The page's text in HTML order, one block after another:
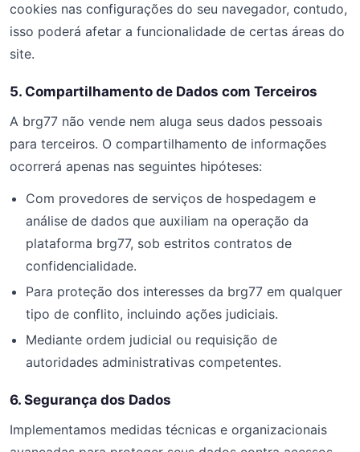
cookies nas configurações do seu navegador, contudo,
isso poderá afetar a funcionalidade de certas áreas do
site.
5. Compartilhamento de Dados com Terceiros
A brg77 não vende nem aluga seus dados pessoais
para terceiros. O compartilhamento de informações
ocorrerá apenas nas seguintes hipóteses:
Com provedores de serviços de hospedagem e
análise de dados que auxiliam na operação da
plataforma brg77, sob estritos contratos de
confidencialidade.
Para proteção dos interesses da brg77 em qualquer
tipo de conflito, incluindo ações judiciais.
Mediante ordem judicial ou requisição de
autoridades administrativas competentes.
6. Segurança dos Dados
Implementamos medidas técnicas e organizacionais